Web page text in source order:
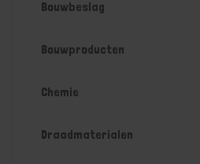
Bouwbeslag
Bouwproducten
Chemie
Draadmaterialen